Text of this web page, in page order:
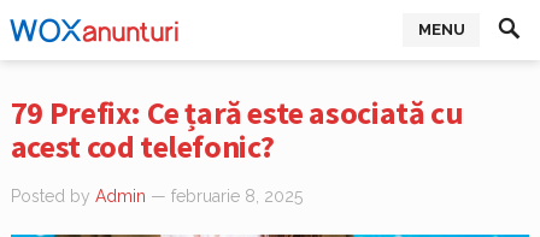
MENU
79 Prefix: Ce țară este asociată cu
acest cod telefonic?
Posted by Admin — februarie 8, 2025